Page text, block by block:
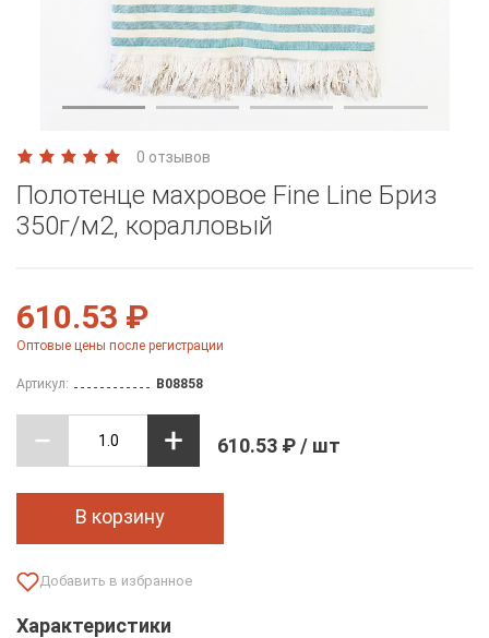
0 отзывов
Полотенце махровое Fine Line Бриз
350г/м2, коралловый
610.53 ₽
Оптовые цены после регистрации
Артикул: B08858
610.53 ₽ / шт
В корзину
Характеристики